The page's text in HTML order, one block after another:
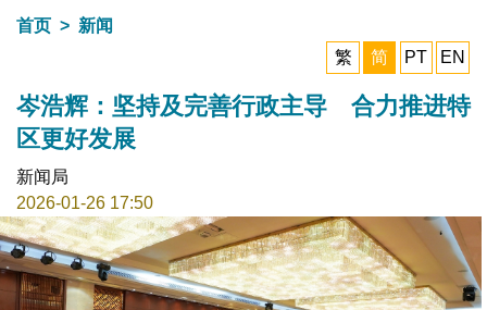
首页
新闻
繁
简 PT EN
岑浩辉：坚持及完善行政主导 合力推进特
区更好发展
新闻局
2026-01-26 17:50